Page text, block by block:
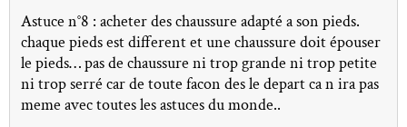
Astuce n°8 : acheter des chaussure adapté a son pieds.
chaque pieds est different et une chaussure doit épouser
le pieds… pas de chaussure ni trop grande ni trop petite
ni trop serré car de toute facon des le depart ca n ira pas
meme avec toutes les astuces du monde..